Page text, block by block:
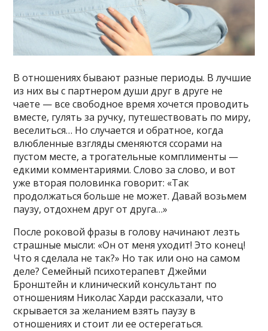
В отношениях бывают разные периоды. В лучшие
из них вы с партнером души друг в друге не
чаете — все свободное время хочется проводить
вместе, гулять за ручку, путешествовать по миру,
веселиться… Но случается и обратное, когда
влюбленные взгляды сменяются ссорами на
пустом месте, а трогательные комплименты —
едкими комментариями. Слово за слово, и вот
уже вторая половинка говорит: «Так
продолжаться больше не может. Давай возьмем
паузу, отдохнем друг от друга…»
После роковой фразы в голову начинают лезть
страшные мысли: «Он от меня уходит! Это конец!
Что я сделала не так?» Но так или оно на самом
деле? Семейный психотерапевт Джейми
Бронштейн и клинический консультант по
отношениям Николас Харди рассказали, что
скрывается за желанием взять паузу в
отношениях и стоит ли ее остерегаться.